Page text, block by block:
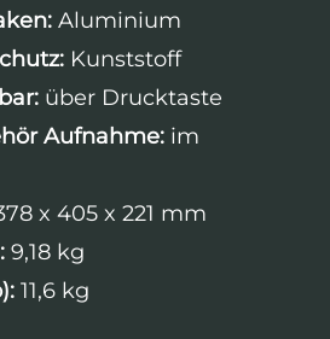
Aluminium
Kunststoff
über Drucktaste
Aufnahme: im
x 405 x 221 mm
9,18 kg
11,6 kg